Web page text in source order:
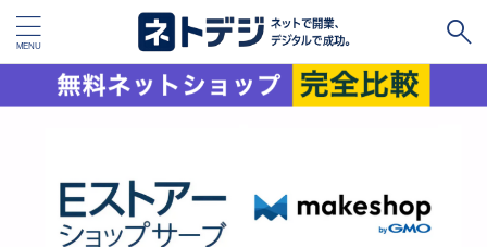
キャッシュレス Square
ネットショップ開設１vs１